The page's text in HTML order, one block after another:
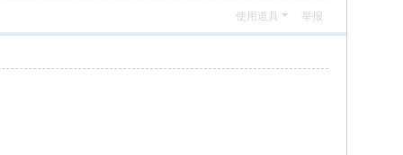
使用道具 举报